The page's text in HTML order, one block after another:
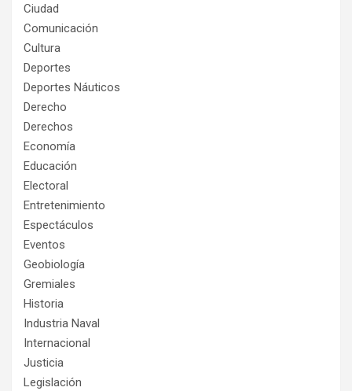
Ciudad
Comunicación
Cultura
Deportes
Deportes Náuticos
Derecho
Derechos
Economía
Educación
Electoral
Entretenimiento
Espectáculos
Eventos
Geobiología
Gremiales
Historia
Industria Naval
Internacional
Justicia
Legislación